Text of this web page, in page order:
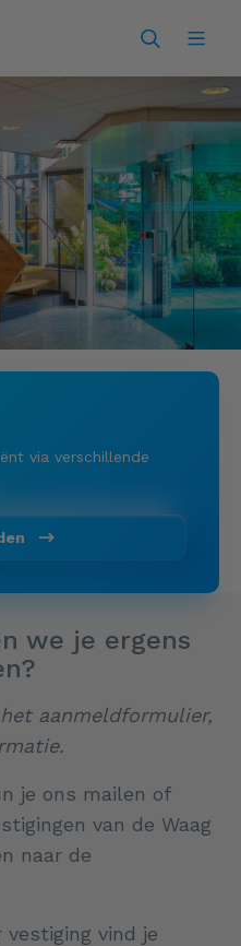
via verschillende
we je ergens
aanmeldformulier,
je ons mailen of
van de Waag
naar de
vestiging vind je